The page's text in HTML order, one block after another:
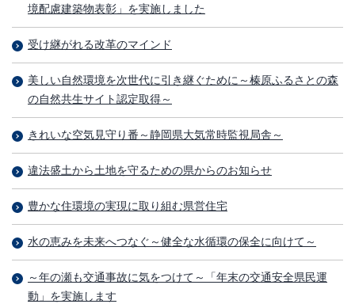
境配慮建築物表彰」を実施しました
受け継がれる改革のマインド
美しい自然環境を次世代に引き継ぐために～榛原ふるさとの森
の自然共生サイト認定取得～
きれいな空気見守り番～静岡県大気常時監視局舎～
違法盛土から土地を守るための県からのお知らせ
豊かな住環境の実現に取り組む県営住宅
水の恵みを未来へつなぐ～健全な水循環の保全に向けて～
～年の瀬も交通事故に気をつけて～「年末の交通安全県民運
動」を実施します